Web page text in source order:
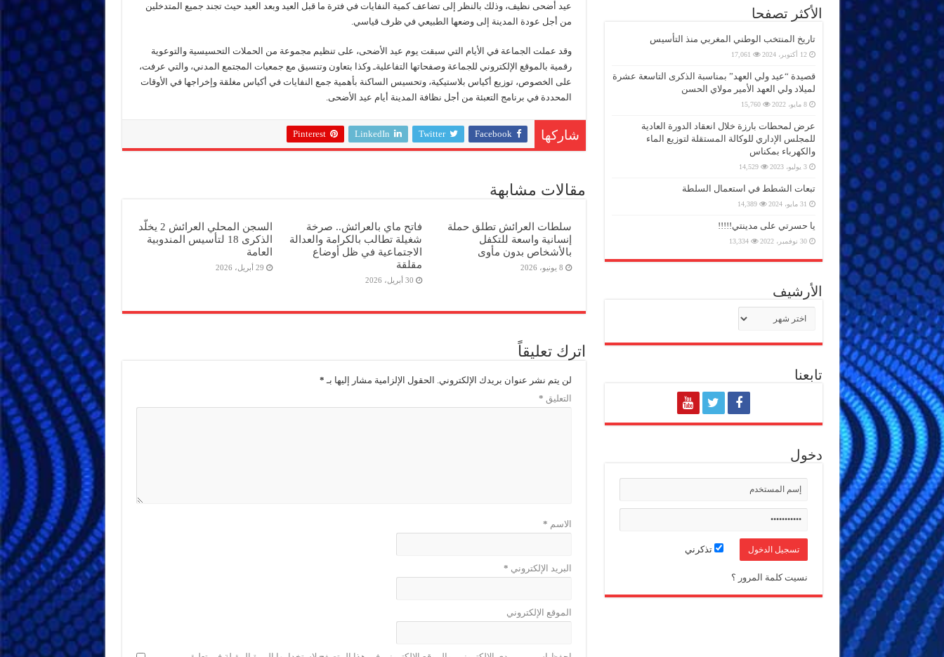
عيد أضحى نظيف، وذلك بالنظر إلى تضاعف كمية النفايات في فترة ما قبل العيد وبعد العيد حيث تجند جميع المتدخلين
من أجل عودة المدينة إلى وضعها الطبيعي في ظرف قياسي.
وقد عملت الجماعة في الأيام التي سبقت يوم عيد الأضحى، على تنظيم مجموعة من الحملات التحسيسية والتوعوية
رقمية بالموقع الإلكتروني للجماعة وصفحاتها التفاعليةـ وكذا بتعاون وتنسيق مع جمعيات المجتمع المدني، والتي عرفت،
على الخصوص، توزيع أكياس بلاستيكية، وتحسيس الساكنة بأهمية جمع النفايات في أكياس مغلقة وإخراجها في الأوقات
المحددة في برنامج التعبئة من أجل نظافة المدينة أيام عيد الأضحى.
شاركها Facebook
Twitter
LinkedIn
Pinterest
مقالات مشابهة
سلطات العرائش تطلق حملة
إنسانية واسعة للتكفل
بالأشخاص بدون مأوى
8 يونيو، 2026
فاتح ماي بالعرائش.. صرخة
شغيلة تطالب بالكرامة والعدالة
الاجتماعية في ظل أوضاع
مقلقة
30 أبريل، 2026
السجن المحلي العرائش 2 يخلّد
الذكرى 18 لتأسيس المندوبية
العامة
29 أبريل، 2026
اترك تعليقاً
لن يتم نشر عنوان بريدك الإلكتروني. الحقول الإلزامية مشار إليها بـ *
التعليق *
الاسم *
البريد الإلكتروني *
الموقع الإلكتروني
الأكثر تصفحا
تاريخ المنتخب الوطني المغربي منذ التأسيس
12 أكتوبر، 2024 17,061
قصيدة “عيد ولي العهد” بمناسبة الذكرى التاسعة عشرة
لميلاد ولي العهد الأمير مولاي الحسن
8 مايو، 2022 15,760
عرض لمحطات بارزة خلال انعقاد الدورة العادية
للمجلس الإداري للوكالة المستقلة لتوزيع الماء
والكهرباء بمكناس
3 يوليو، 2023 14,529
تبعات الشطط في استعمال السلطة
31 مايو، 2024 14,389
يا حسرتي على مدينتي!!!!!
30 نوفمبر، 2022 13,334
الأرشيف
تابعنا
دخول
تذكرني
نسيت كلمة المرور ؟